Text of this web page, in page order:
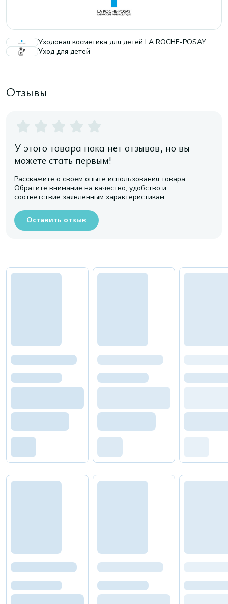
Уходовая косметика для детей LA ROCHE-POSAY
Уход для детей
Отзывы
У этого товара пока нет отзывов, но вы
можете стать первым!
Расскажите о своем опыте использования товара.
Обратите внимание на качество, удобство и
соответствие заявленным характеристикам
Оставить отзыв